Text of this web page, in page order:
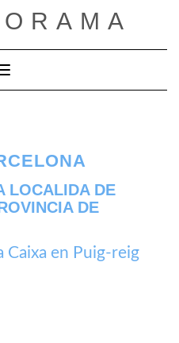
Cambiar modo de navegación
LOCALIDA DE
DE
en Puig-reig